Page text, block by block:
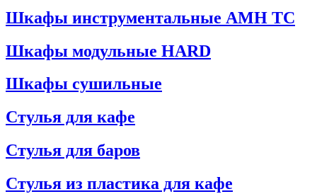
Шкафы инструментальные АМН ТС
Шкафы модульные HARD
Шкафы сушильные
Стулья для кафе
Стулья для баров
Стулья из пластика для кафе